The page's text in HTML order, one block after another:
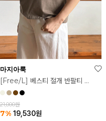
마지아룩
[Free/L] 베스티 절개 반팔티 2탄
21,000원
7% 19,530원